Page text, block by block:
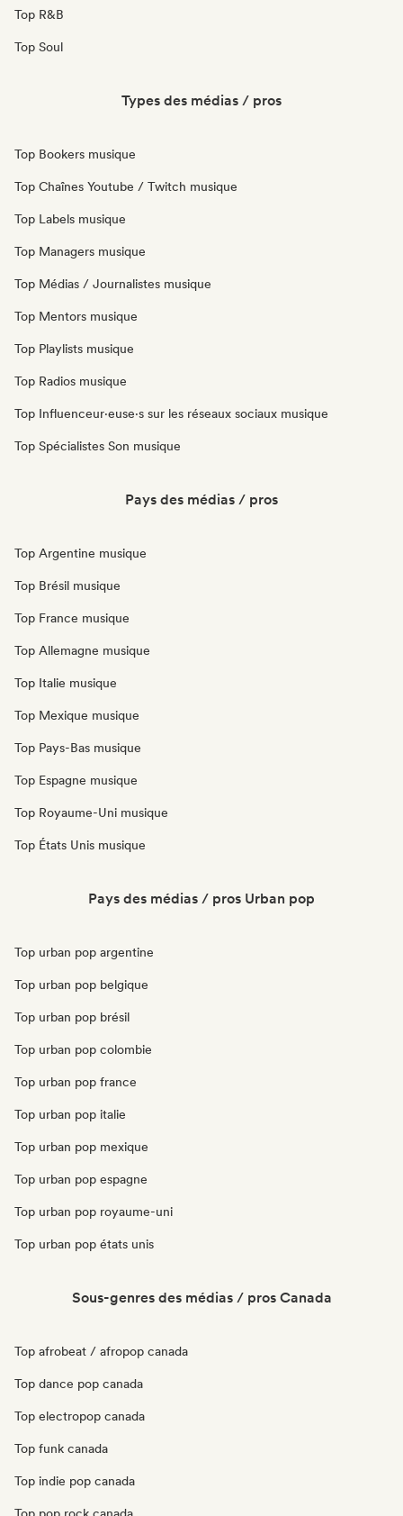
Top R&B
Top Soul
Types des médias / pros
Top Bookers musique
Top Chaînes Youtube / Twitch musique
Top Labels musique
Top Managers musique
Top Médias / Journalistes musique
Top Mentors musique
Top Playlists musique
Top Radios musique
Top Influenceur·euse·s sur les réseaux sociaux musique
Top Spécialistes Son musique
Pays des médias / pros
Top Argentine musique
Top Brésil musique
Top France musique
Top Allemagne musique
Top Italie musique
Top Mexique musique
Top Pays-Bas musique
Top Espagne musique
Top Royaume-Uni musique
Top États Unis musique
Pays des médias / pros Urban pop
Top urban pop argentine
Top urban pop belgique
Top urban pop brésil
Top urban pop colombie
Top urban pop france
Top urban pop italie
Top urban pop mexique
Top urban pop espagne
Top urban pop royaume-uni
Top urban pop états unis
Sous-genres des médias / pros Canada
Top afrobeat / afropop canada
Top dance pop canada
Top electropop canada
Top funk canada
Top indie pop canada